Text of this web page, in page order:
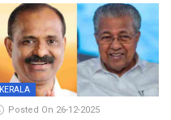
KERALA
Posted On 26-12-2025